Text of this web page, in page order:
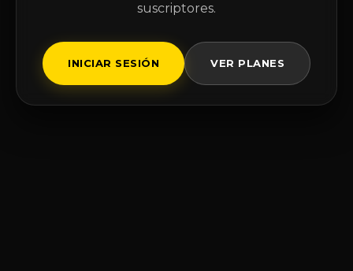
suscriptores.
INICIAR SESIÓN VER PLANES